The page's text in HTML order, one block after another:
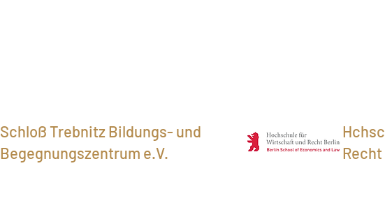
Schloß Trebnitz Bildungs- und
Begegnungszentrum e.V.